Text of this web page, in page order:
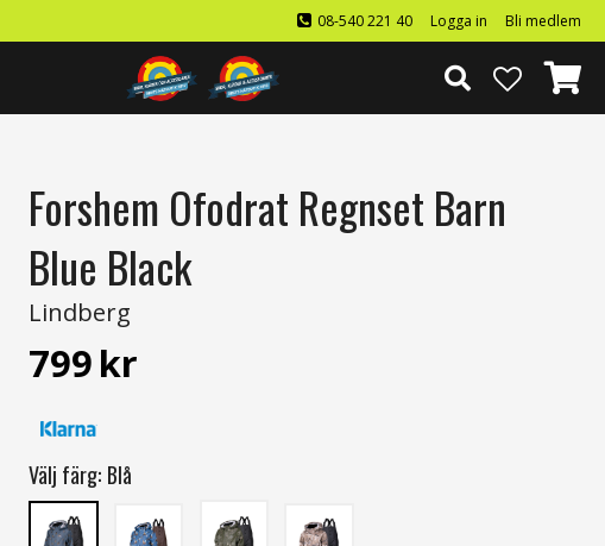
08-540 221 40 Logga in Bli medlem
Forshem Ofodrat Regnset Barn
Blue Black
Lindberg
799kr
Välj färg: Blå